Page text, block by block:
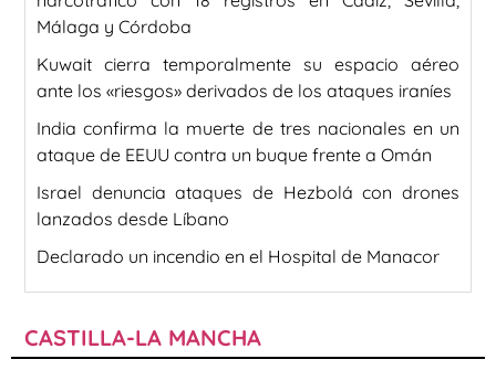
Málaga y Córdoba
Kuwait cierra temporalmente su espacio aéreo
ante los «riesgos» derivados de los ataques iraníes
India confirma la muerte de tres nacionales en un
ataque de EEUU contra un buque frente a Omán
Israel denuncia ataques de Hezbolá con drones
lanzados desde Líbano
Declarado un incendio en el Hospital de Manacor
CASTILLA-LA MANCHA